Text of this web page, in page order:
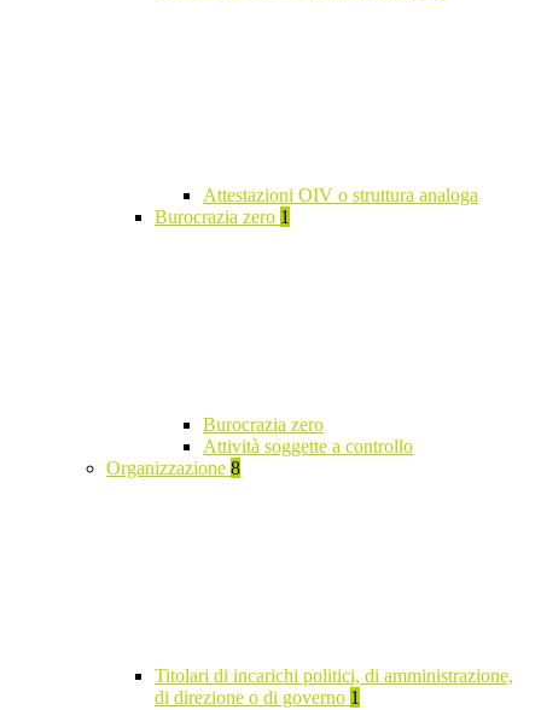
Attestazioni OIV o struttura analoga
Burocrazia zero 1
Burocrazia zero
Attività soggette a controllo
Organizzazione 8
Titolari di incarichi politici, di amministrazione,
di direzione o di governo 1